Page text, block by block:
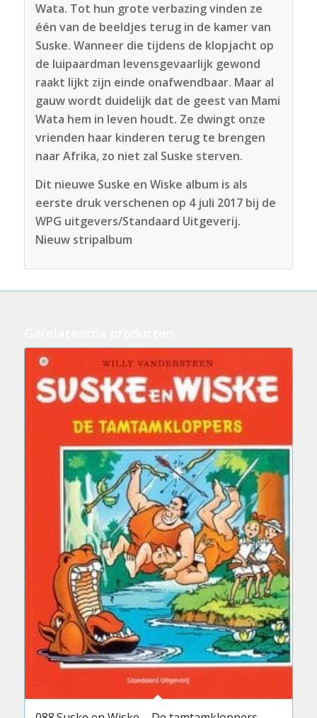
Wata. Tot hun grote verbazing vinden ze
één van de beeldjes terug in de kamer van
Suske. Wanneer die tijdens de klopjacht op
de luipaardman levensgevaarlijk gewond
raakt lijkt zijn einde onafwendbaar. Maar al
gauw wordt duidelijk dat de geest van Mami
Wata hem in leven houdt. Ze dwingt onze
vrienden haar kinderen terug te brengen
naar Afrika, zo niet zal Suske sterven.
Dit nieuwe Suske en Wiske album is als
eerste druk verschenen op 4 juli 2017 bij de
WPG uitgevers/Standaard Uitgeverij.
Nieuw stripalbum